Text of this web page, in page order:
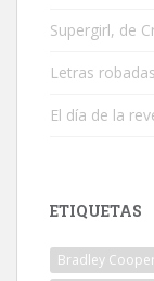
Supergirl, de
Letras
El día de la
ETIQUETAS
Bradley Cooper